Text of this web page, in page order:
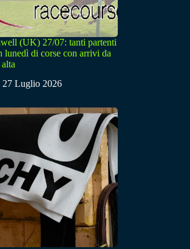
(UK) 27/07: tanti partenti
lunedì di corse con arrivi da
27 Luglio 2026